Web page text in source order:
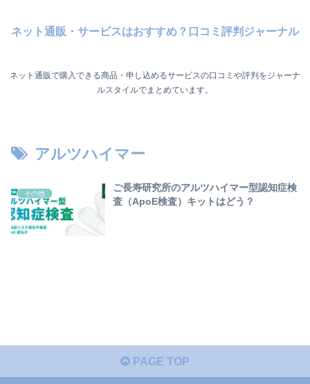
ネット通販・サービスはおすすめ？口コミ評判ジャーナル
ネット通販で購入できる商品・申し込めるサービスの口コミや評判をジャーナ
ルスタイルでまとめています。
アルツハイマー
その他
ご長寿研究所のアルツハイマー型認知症検
査（ApoE検査）キットはどう？
PAGE TOP